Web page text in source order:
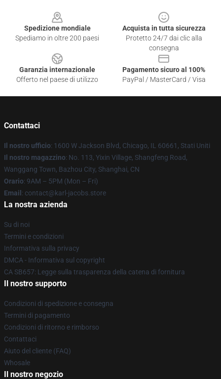
Spedizione mondiale
Spediamo in oltre 200 paesi
Acquista in tutta sicurezza
Protetto 24/7 dai clic alla
consegna
Garanzia internazionale
Offerto nel paese di utilizzo
Pagamento sicuro al 100%
PayPal / MasterCard / Visa
Contattaci
Il nostro ufficio: 1600 W Jackson Blvd, Chicago, IL 60661, Stati Uniti
Il nostro magazzino: No. 113, Yixin Village, Shangfeng Road,
Wanggang Town, Bazhou City, Shanghai, CN
Orario: 9AM – 5PM (Mon – Fri)
Email : contact@karl-jacobs.store
La nostra azienda
Su di noi
Termini e condizioni
Informativa sulla privacy
DMCA - Informativa sul copyright
CA SB657: Legge sulla trasparenza della catena di fornitura
Il nostro supporto
Condizioni di spedizione e consegna
Termini di pagamento
Condizioni di ritorno e rimborso
Contattaci
Aiuto del cliente (FAQ)
Whosale
Il nostro negozio